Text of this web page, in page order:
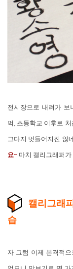
전시장으로 내려가 보
먹, 초등학교 이후로
그다지 멋들어지진 않
요~ 마치 캘리그래퍼가
캘리그래
습
자 그럼 이제 본격적